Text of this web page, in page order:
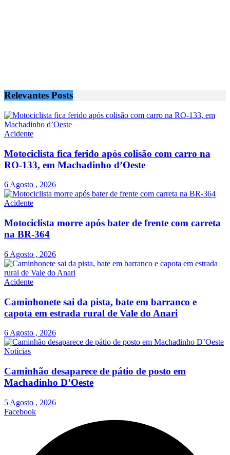
Relevantes Posts
Acidente
Motociclista fica ferido após colisão com carro na
RO-133, em Machadinho d’Oeste
6 Agosto , 2026
Acidente
Motociclista morre após bater de frente com carreta
na BR-364
6 Agosto , 2026
Acidente
Caminhonete sai da pista, bate em barranco e
capota em estrada rural de Vale do Anari
6 Agosto , 2026
Notícias
Caminhão desaparece de pátio de posto em
Machadinho D’Oeste
5 Agosto , 2026
Facebook